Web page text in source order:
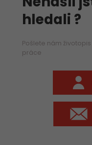
hledali ?
Pošlete nám
práce